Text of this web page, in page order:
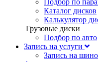
Подбор по
Каталог дисков
Калькулятор
Грузовые диски
Подбор по авто
Запись на услуги
Запись на